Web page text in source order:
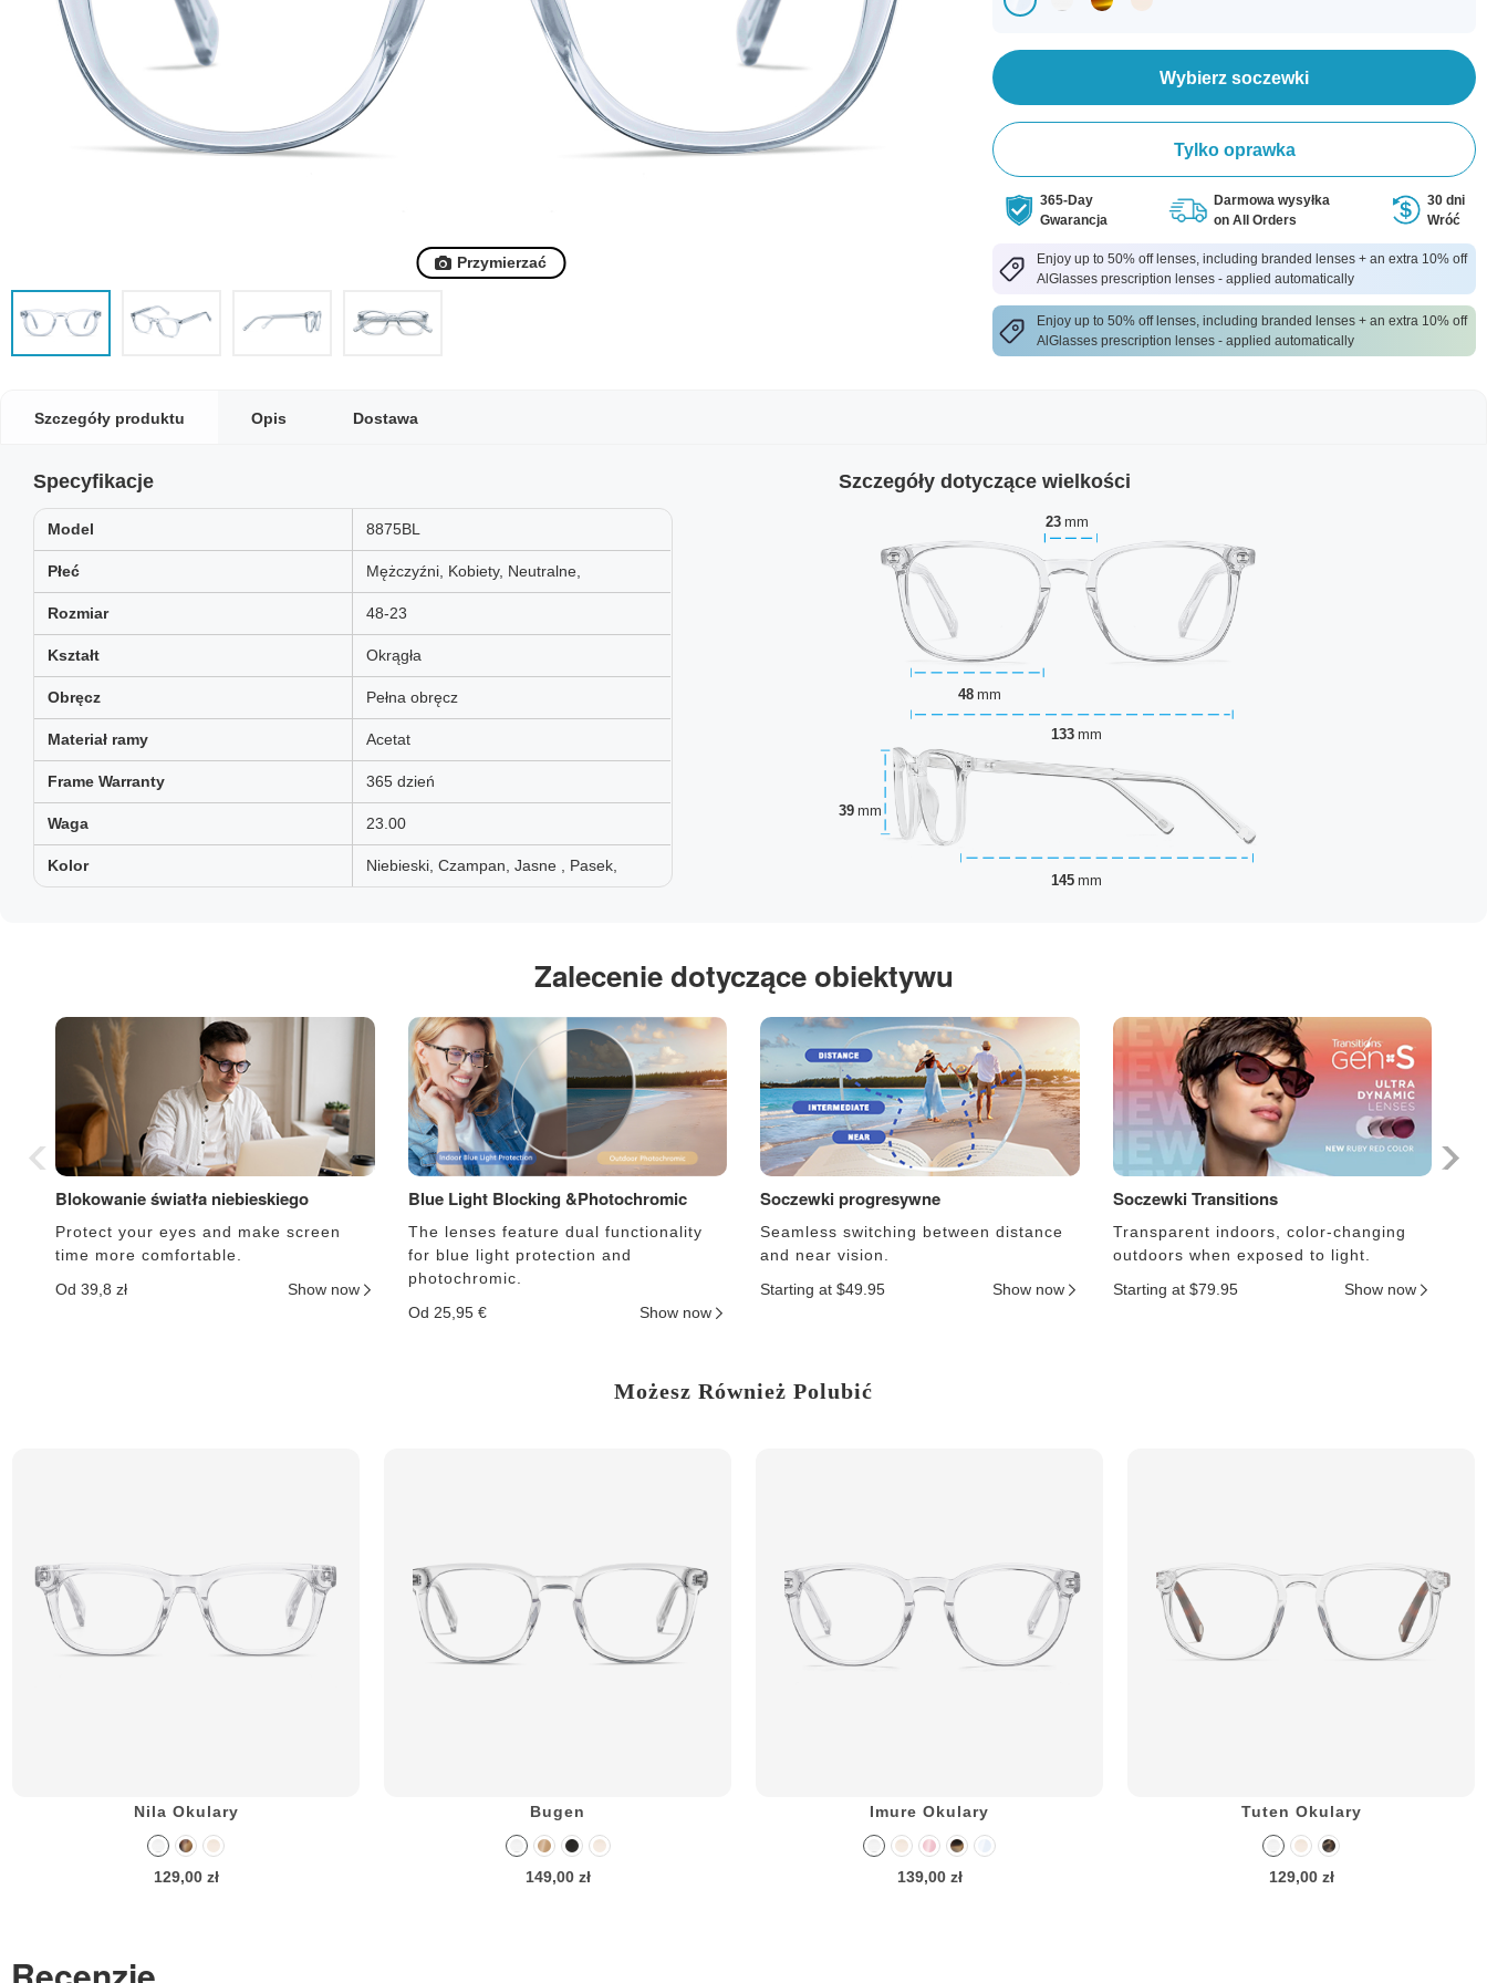
Przymierzać
Wybierz soczewki
Tylko oprawka
365-Day
Gwarancja
Darmowa wysyłka
on All Orders
30 dni
Wróć
Enjoy up to 50% off lenses, including branded lenses + an extra 10% off
AlGlasses prescription lenses - applied automatically
Enjoy up to 50% off lenses, including branded lenses + an extra 10% off
AlGlasses prescription lenses - applied automatically
Szczegóły produktu Opis Dostawa
Specyfikacje
Model 8875BL
Płeć Mężczyźni, Kobiety, Neutralne,
Rozmiar 48-23
Kształt Okrągła
Obręcz Pełna obręcz
Materiał ramy Acetat
Frame Warranty 365 dzień
Waga 23.00
Kolor Niebieski, Czampan, Jasne , Pasek,
Szczegóły dotyczące wielkości
23 mm
48 mm
39 mm
133 mm
145 mm
Zalecenie dotyczące obiektywu
Blokowanie światła niebieskiego
Protect your eyes and make screen
time more comfortable.
Od 39,8 zł
Show now
Blue Light Blocking &Photochromic
The lenses feature dual functionality
for blue light protection and
photochromic.
Od 25,95 €
Show now
Soczewki progresywne
Seamless switching between distance
and near vision.
Starting at $49.95
Show now
Soczewki Transitions
Transparent indoors, color-changing
outdoors when exposed to light.
Starting at $79.95
Show now
Możesz Również Polubić
Nila Okulary
129,00 zł
Bugen
149,00 zł
Imure Okulary
139,00 zł
Tuten Okulary
129,00 zł